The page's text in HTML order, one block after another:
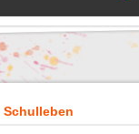
Schulleben